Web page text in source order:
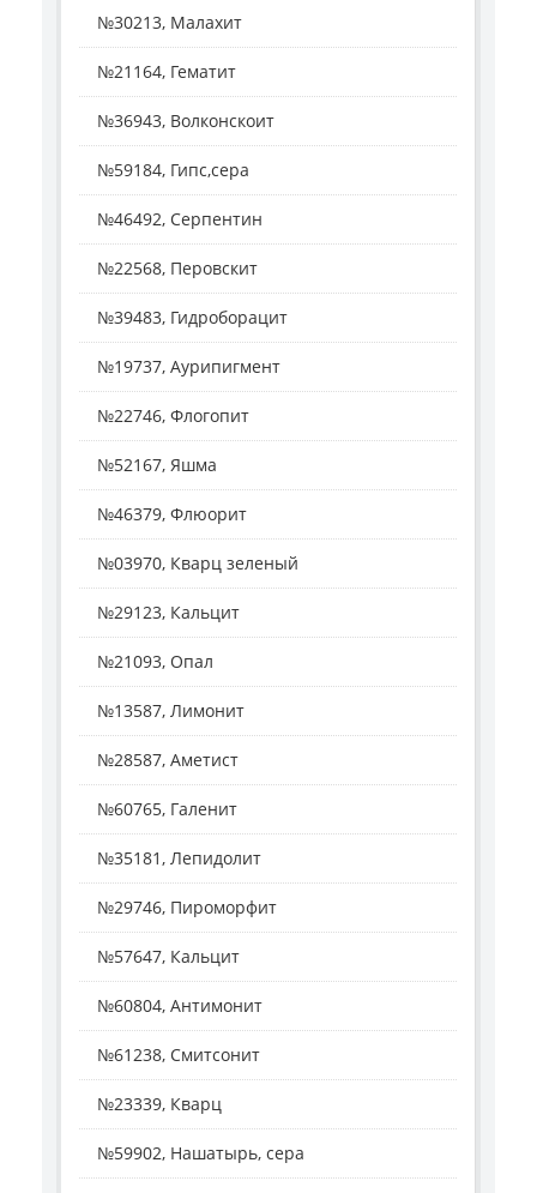
№30213, Малахит
№21164, Гематит
№36943, Волконскоит
№59184, Гипс,сера
№46492, Серпентин
№22568, Перовскит
№39483, Гидроборацит
№19737, Аурипигмент
№22746, Флогопит
№52167, Яшма
№46379, Флюорит
№03970, Кварц зеленый
№29123, Кальцит
№21093, Опал
№13587, Лимонит
№28587, Аметист
№60765, Галенит
№35181, Лепидолит
№29746, Пироморфит
№57647, Кальцит
№60804, Антимонит
№61238, Смитсонит
№23339, Кварц
№59902, Нашатырь, сера